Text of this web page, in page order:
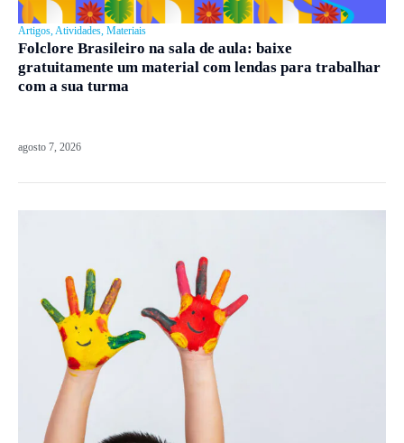
Artigos Atividades Materiais
Folclore Brasileiro na sala de aula: baixe
gratuitamente um material com lendas para trabalhar
com a sua turma
agosto 7, 2026